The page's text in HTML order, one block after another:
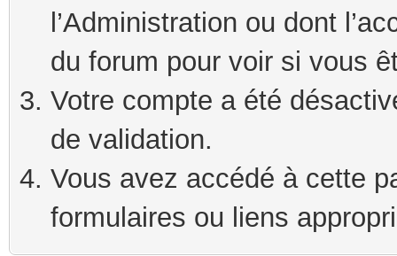
l’Administration ou dont
du forum pour voir si vous
Votre compte a été
de validation.
Vous avez accédé à cette
formulaires ou liens